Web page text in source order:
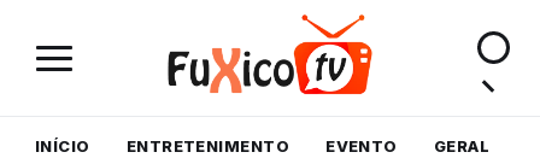
INÍCIO ENTRETENIMENTO EVENTO GERAL